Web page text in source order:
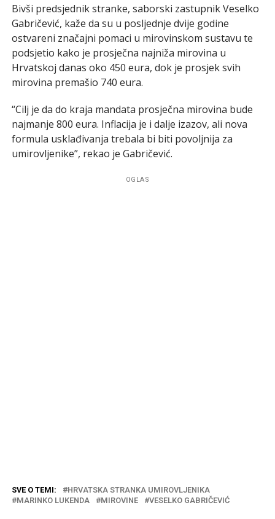
Bivši predsjednik stranke, saborski zastupnik Veselko
Gabričević, kaže da su u posljednje dvije godine
ostvareni značajni pomaci u mirovinskom sustavu te
podsjetio kako je prosječna najniža mirovina u
Hrvatskoj danas oko 450 eura, dok je prosjek svih
mirovina premašio 740 eura.
“Cilj je da do kraja mandata prosječna mirovina bude
najmanje 800 eura. Inflacija je i dalje izazov, ali nova
formula usklađivanja trebala bi biti povoljnija za
umirovljenike”, rekao je Gabričević.
OGLAS
SVE O TEMI:
HRVATSKA STRANKA UMIROVLJENIKA
MARINKO LUKENDA
MIROVINE VESELKO GABRIČEVIĆ